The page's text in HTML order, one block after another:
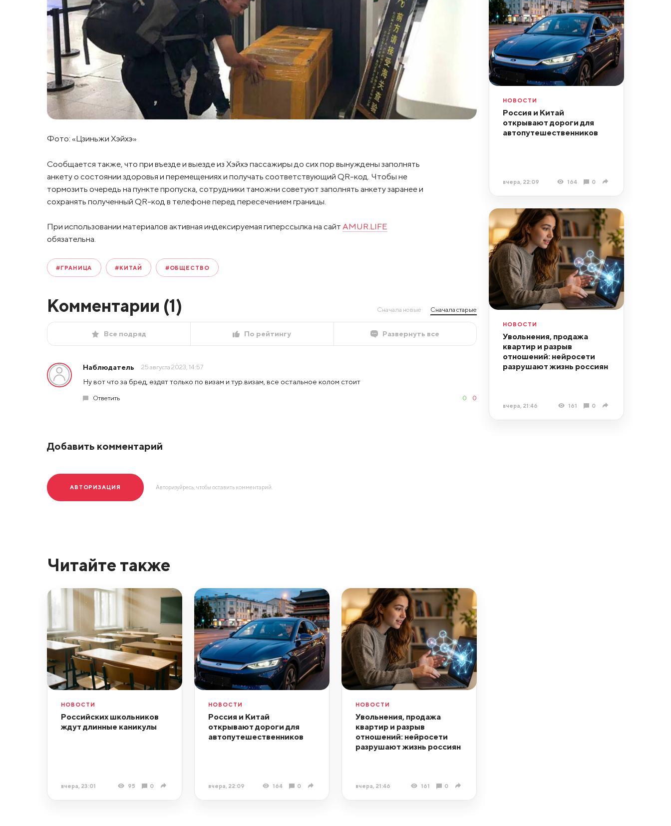
Фото: «Цзиньжи Хэйхэ»
Сообщается также, что при въезде и выезде из Хэйхэ пассажиры до сих пор вынуждены заполнять
анкету о состоянии здоровья и перемещениях и получать соответствующий QR-код. Чтобы не
тормозить очередь на пункте пропуска, сотрудники таможни советуют заполнять анкету заранее и
сохранять полученный QR-код в телефоне перед пересечением границы.
При использовании материалов активная индексируемая гиперссылка на сайт AMUR.LIFE
обязательна.
#ГРАНИЦА #КИТАЙ #ОБЩЕСТВО
Комментарии (1) Сначала новые Сначала старые
Все подряд По рейтингу Развернуть все
Наблюдатель 25 августа 2023, 14:57
Ну вот что за бред, ездят только по визам и тур.визам, все остальное колом стоит
Ответить 0 0
Добавить комментарий
АВТОРИЗАЦИЯ Авторизуйресь, чтобы оставить комментарий.
НОВОСТИ
Россия и Китай
открывают дороги для
автопутешественников
вчера, 22:09 164 0
НОВОСТИ
Увольнения, продажа
квартир и разрыв
отношений: нейросети
разрушают жизнь россиян
вчера, 21:46 161 0
Читайте также
НОВОСТИ
Российских школьников
ждут длинные каникулы
вчера, 23:01 95 0
НОВОСТИ
Россия и Китай
открывают дороги для
автопутешественников
вчера, 22:09 164 0
НОВОСТИ
Увольнения, продажа
квартир и разрыв
отношений: нейросети
разрушают жизнь россиян
вчера, 21:46 161 0